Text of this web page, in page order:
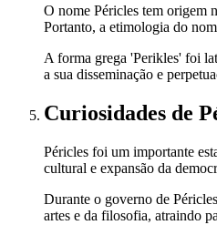
O nome Péricles tem origem
Portanto, a etimologia do
A forma grega 'Perikles' foi
a sua disseminação e
Curiosidades de
Péricles foi um importante
cultural e expansão da
Durante o governo de
artes e da filosofia, atraindo